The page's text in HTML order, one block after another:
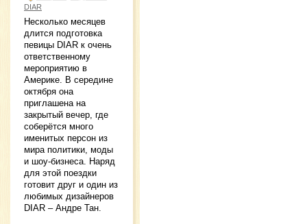
DIAR
Несколько месяцев
длится подготовка
певицы DIAR к очень
ответственному
мероприятию в
Америке. В середине
октября она
приглашена на
закрытый вечер, где
соберётся много
именитых персон из
мира политики, моды
и шоу-бизнеса. Наряд
для этой поездки
готовит друг и один из
любимых дизайнеров
DIAR – Андре Тан.